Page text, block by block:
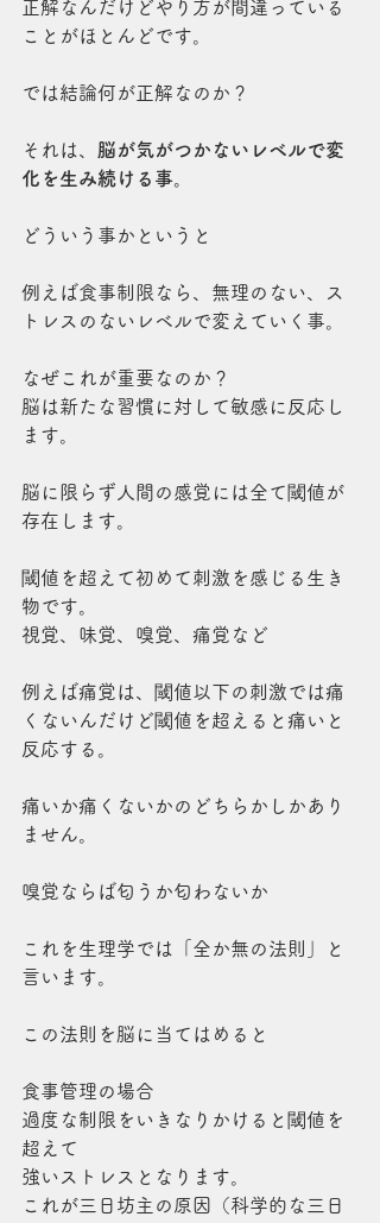
正解なんだけどやり方が間違っている
ことがほとんどです。
では結論何が正解なのか？
それは、 脳が気がつかないレベルで変
化を生み続ける事。
どういう事かというと
例えば食事制限なら、無理のない、ス
トレスのないレベルで変えていく事。
なぜこれが重要なのか？
脳は新たな習慣に対して敏感に反応し
ます。
脳に限らず人間の感覚には全て閾値が
存在します。
閾値を超えて初めて刺激を感じる生き
物です。
視覚、味覚、嗅覚、痛覚など
例えば痛覚は、閾値以下の刺激では痛
くないんだけど閾値を超えると痛いと
反応する。
痛いか痛くないかのどちらかしかあり
ません。
嗅覚ならば匂うか匂わないか
これを生理学では「全か無の法則」と
言います。
この法則を脳に当てはめると
食事管理の場合
過度な制限をいきなりかけると閾値を
超えて
強いストレスとなります。
これが三日坊主の原因（科学的な三日